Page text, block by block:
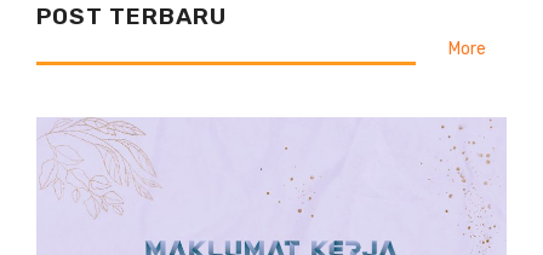
POST TERBARU
More